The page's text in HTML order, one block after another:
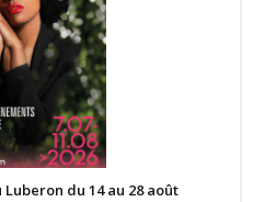
du 14 au 28 août